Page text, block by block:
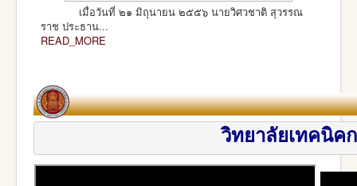
เมื่อวันที่ ๒๑ มิถุนายน ๒๕๕๖ นายวิศวชาติ สุวรรณ
ราช ประธาน...
READ_MORE
วิทยาลัยเทคนิค